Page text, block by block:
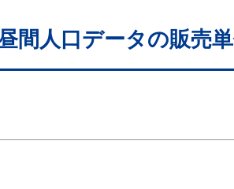
間人口データの販売